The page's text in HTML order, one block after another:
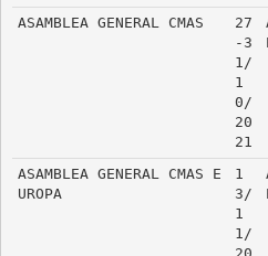
ASAMBLEA GENERAL CMAS
27
-3
1/
1
0/
20
21
ASAMBLEA GENERAL CMAS E
UROPA
1
3/
1
1/
20